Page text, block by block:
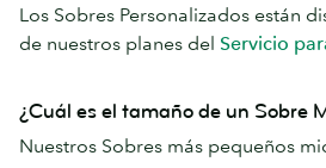
Los Sobres Personalizados están
de nuestros planes del Servicio
¿Cuál es el tamaño de un Sobre
Nuestros Sobres más pequeños